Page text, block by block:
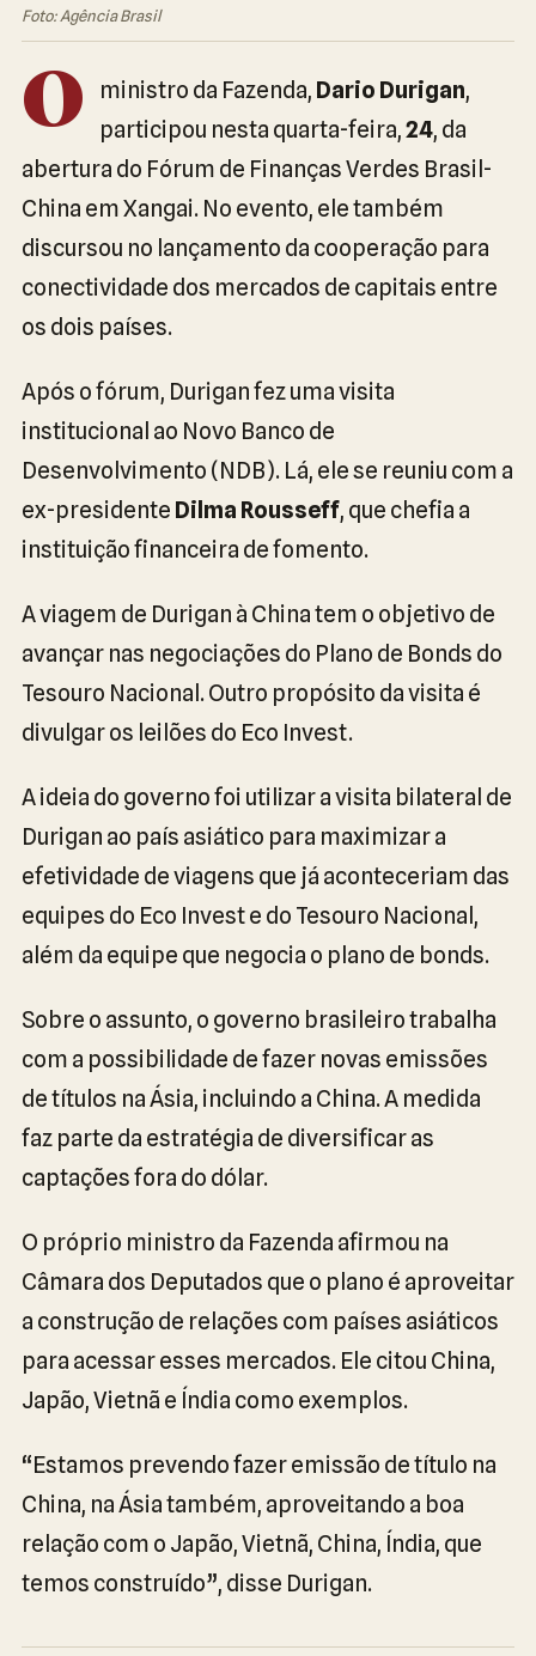
Foto: Agência Brasil
O ministro da Fazenda, Dario Durigan,
participou nesta quarta-feira,24, da
abertura do Fórum de Finanças Verdes Brasil-
China em Xangai. No evento, ele também
discursou no lançamento da cooperação para
conectividade dos mercados de capitais entre
os dois países.
Após o fórum, Durigan fez uma visita
institucional ao Novo Banco de
Desenvolvimento (NDB). Lá, ele se reuniu com a
ex-presidente Dilma Rousseff, que chefia a
instituição financeira de fomento.
A viagem de Durigan à China tem o objetivo de
avançar nas negociações do Plano de Bonds do
Tesouro Nacional. Outro propósito da visita é
divulgar os leilões do Eco Invest.
A ideia do governo foi utilizar a visita bilateral de
Durigan ao país asiático para maximizar a
efetividade de viagens que já aconteceriam das
equipes do Eco Invest e do Tesouro Nacional,
além da equipe que negocia o plano de bonds.
Sobre o assunto, o governo brasileiro trabalha
com a possibilidade de fazer novas emissões
de títulos na Ásia, incluindo a China. A medida
faz parte da estratégia de diversificar as
captações fora do dólar.
O próprio ministro da Fazenda afirmou na
Câmara dos Deputados que o plano é aproveitar
a construção de relações com países asiáticos
para acessar esses mercados. Ele citou China,
Japão, Vietnã e Índia como exemplos.
“Estamos prevendo fazer emissão de título na
China, na Ásia também, aproveitando a boa
relação com o Japão, Vietnã, China, Índia, que
temos construído”, disse Durigan.